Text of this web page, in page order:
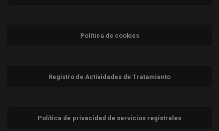
Política de cookies
Registro de Actividades de Tratamiento
Política de privacidad de servicios registrales